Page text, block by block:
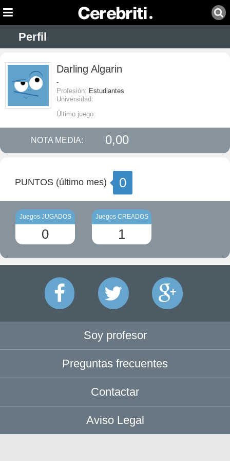
Perfil
Darling Algarin
-
Profesión: Estudiantes
Universidad:
Último juego:
NOTA MEDIA: 0,00
PUNTOS (último mes) 0
Juegos JUGADOS
0
Juegos CREADOS
1
Soy profesor
Preguntas frecuentes
Contactar
Aviso Legal